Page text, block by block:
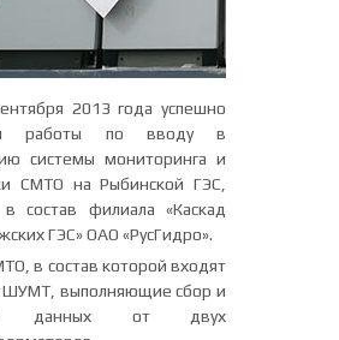
2013 года успешно
работы по вводу в
системы мониторинга и
СМТО на Рыбинской ГЭС,
состав филиала «Каскад
ГЭС» ОАО «РусГидро».
в состав которой входят
ШУМТ, выполняющие сбор и
данных от двух